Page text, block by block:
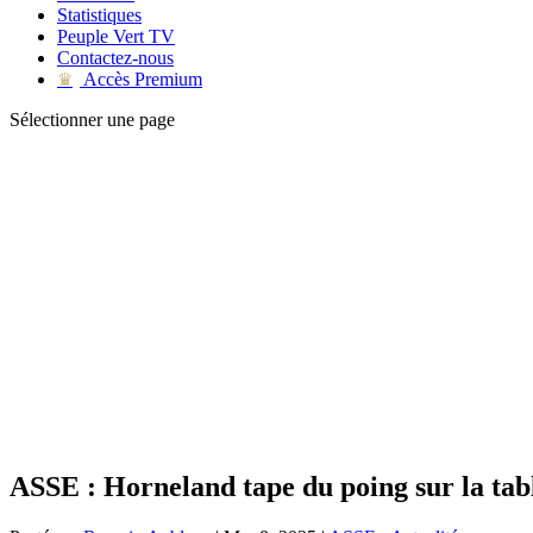
Statistiques
Peuple Vert TV
Contactez-nous
♛
Accès Premium
Sélectionner une page
ASSE : Horneland tape du poing sur la